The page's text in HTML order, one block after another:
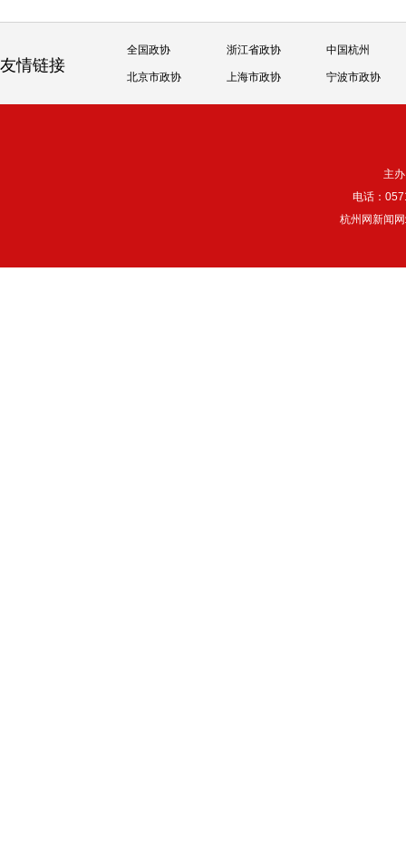
友情链接
全国政协 浙江省政协 中国杭州
北京市政协 上海市政协 宁波市政协
主
电话：
杭州网新闻